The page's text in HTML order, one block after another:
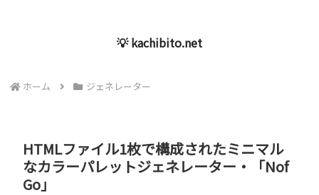
💡 kachibito.net
ホーム ジェネレーター
HTMLファイル1枚で構成されたミニマル
なカラーパレットジェネレーター・「Nof
Go」